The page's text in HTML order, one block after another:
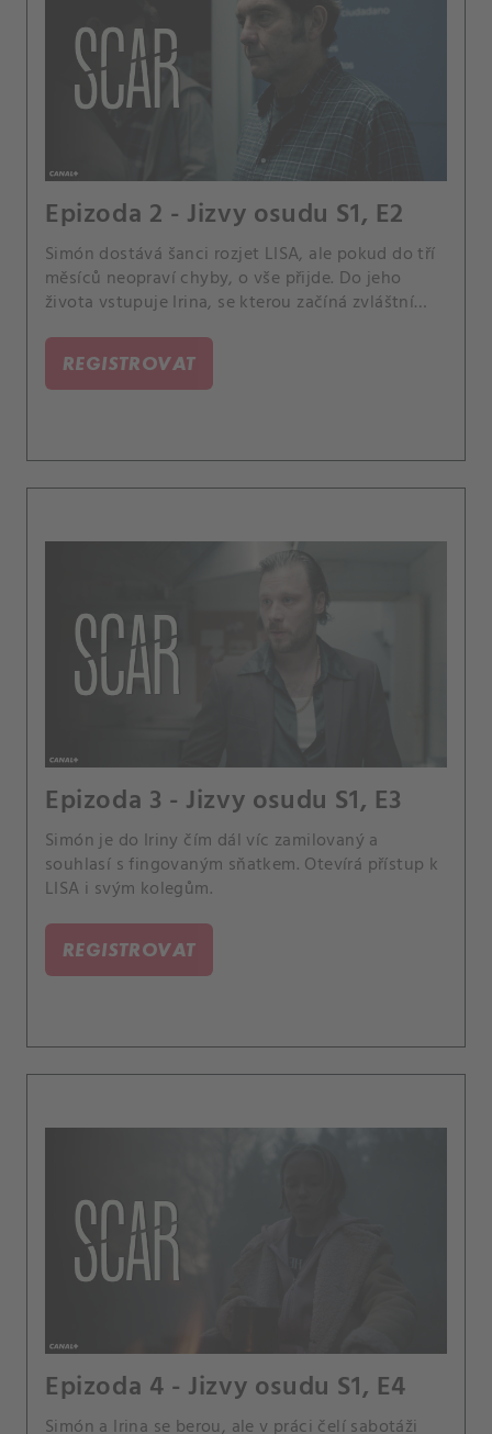
Epizoda 2 - Jizvy osudu S1, E2
Simón dostává šanci rozjet LISA, ale pokud do tří
měsíců neopraví chyby, o vše přijde. Do jeho
života vstupuje Irina, se kterou začíná zvláštní
REGISTROVAT
Epizoda 3 - Jizvy osudu S1, E3
Simón je do Iriny čím dál víc zamilovaný a
souhlasí s fingovaným sňatkem. Otevírá přístup k
LISA i svým kolegům.
REGISTROVAT
Epizoda 4 - Jizvy osudu S1, E4
Simón a Irina se berou, ale v práci čelí sabotáži